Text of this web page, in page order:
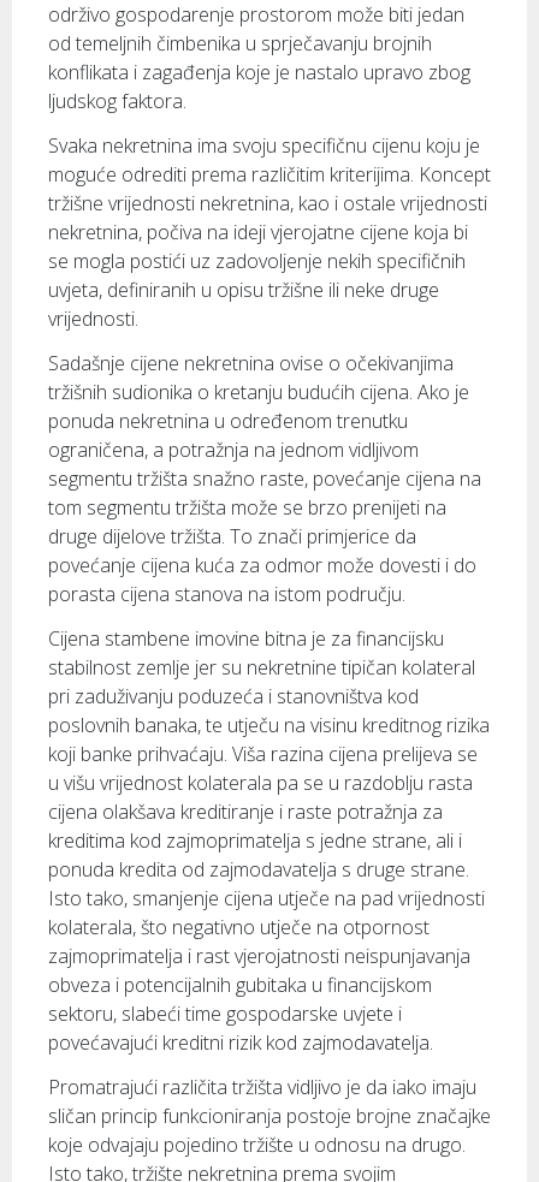
održivo gospodarenje prostorom može biti jedan
od temeljnih čimbenika u sprječavanju brojnih
konflikata i zagađenja koje je nastalo upravo zbog
ljudskog faktora.
Svaka nekretnina ima svoju specifičnu cijenu koju je
moguće odrediti prema različitim kriterijima. Koncept
tržišne vrijednosti nekretnina, kao i ostale vrijednosti
nekretnina, počiva na ideji vjerojatne cijene koja bi
se mogla postići uz zadovoljenje nekih specifičnih
uvjeta, definiranih u opisu tržišne ili neke druge
vrijednosti.
Sadašnje cijene nekretnina ovise o očekivanjima
tržišnih sudionika o kretanju budućih cijena. Ako je
ponuda nekretnina u određenom trenutku
ograničena, a potražnja na jednom vidljivom
segmentu tržišta snažno raste, povećanje cijena na
tom segmentu tržišta može se brzo prenijeti na
druge dijelove tržišta. To znači primjerice da
povećanje cijena kuća za odmor može dovesti i do
porasta cijena stanova na istom području.
Cijena stambene imovine bitna je za financijsku
stabilnost zemlje jer su nekretnine tipičan kolateral
pri zaduživanju poduzeća i stanovništva kod
poslovnih banaka, te utječu na visinu kreditnog rizika
koji banke prihvaćaju. Viša razina cijena prelijeva se
u višu vrijednost kolaterala pa se u razdoblju rasta
cijena olakšava kreditiranje i raste potražnja za
kreditima kod zajmoprimatelja s jedne strane, ali i
ponuda kredita od zajmodavatelja s druge strane.
Isto tako, smanjenje cijena utječe na pad vrijednosti
kolaterala, što negativno utječe na otpornost
zajmoprimatelja i rast vjerojatnosti neispunjavanja
obveza i potencijalnih gubitaka u financijskom
sektoru, slabeći time gospodarske uvjete i
povećavajući kreditni rizik kod zajmodavatelja.
Promatrajući različita tržišta vidljivo je da iako imaju
sličan princip funkcioniranja postoje brojne značajke
koje odvajaju pojedino tržište u odnosu na drugo.
Isto tako, tržište nekretnina prema svojim